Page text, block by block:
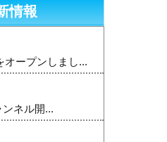
情報
オープンしまし...
ンネル開...